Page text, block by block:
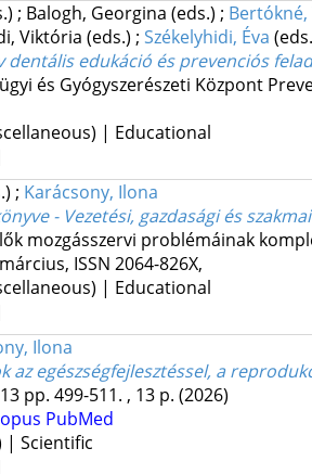
; Balogh, Georgina (eds.) ; Bertókné,
Viktória (eds.) ; Székelyhidi, Éva
dentális edukáció és prevenciós
és Gyógyszerészeti Központ
| Educational
; Karácsony, Ilona
- Vezetési, gazdasági és
mozgásszervi problémáinak
, ISSN 2064-826X,
| Educational
Ilona
az egészségfejlesztéssel, a
13 pp. 499-511. , 13 p. (2026)
PubMed
| Scientific